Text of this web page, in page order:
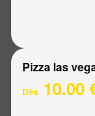
Pizza las
Dès 10.00